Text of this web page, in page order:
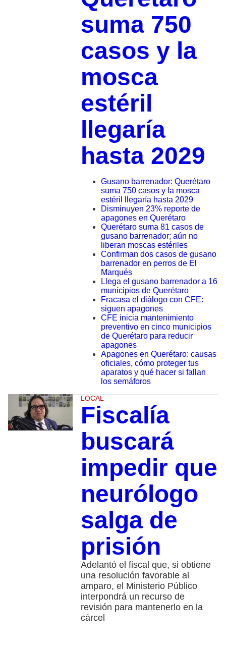
suma 750
casos y la
mosca
estéril
llegaría
hasta 2029
Gusano barrenador: Querétaro
suma 750 casos y la mosca
estéril llegaría hasta 2029
Disminuyen 23% reporte de
apagones en Querétaro
Querétaro suma 81 casos de
gusano barrenador; aún no
liberan moscas estériles
Confirman dos casos de gusano
barrenador en perros de El
Marqués
Llega el gusano barrenador a 16
municipios de Querétaro
Fracasa el diálogo con CFE:
siguen apagones
CFE inicia mantenimiento
preventivo en cinco municipios
de Querétaro para reducir
apagones
Apagones en Querétaro: causas
oficiales, cómo proteger tus
aparatos y qué hacer si fallan
los semáforos
LOCAL
Fiscalía
buscará
impedir que
neurólogo
salga de
prisión
Adelantó el fiscal que, si obtiene
una resolución favorable al
amparo, el Ministerio Público
interpondrá un recurso de
revisión para mantenerlo en la
cárcel